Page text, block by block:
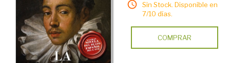
Sin Stock. Disponible en
7/10 días.
COMPRAR